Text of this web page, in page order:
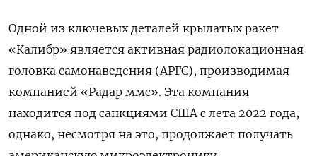
Одной из ключевых деталей крылатых ракет
«Калибр» является активная радиолокационная
головка самонаведения (АРГС), производимая
компанией «Радар ммс». Эта компания
находится под санкциями США с лета 2022 года,
однако, несмотря на это, продолжает получать